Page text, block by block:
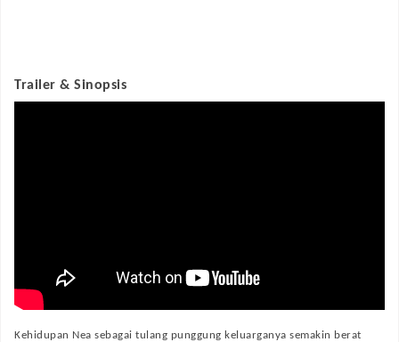
Trailer & Sinopsis
Kehidupan Nea sebagai tulang punggung keluarganya semakin berat